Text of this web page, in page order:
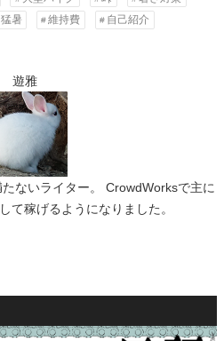
猛暑 維持費
自己紹介
遊雅
ないライター。 CrowdWorksで主に
て稼げるようになりました。